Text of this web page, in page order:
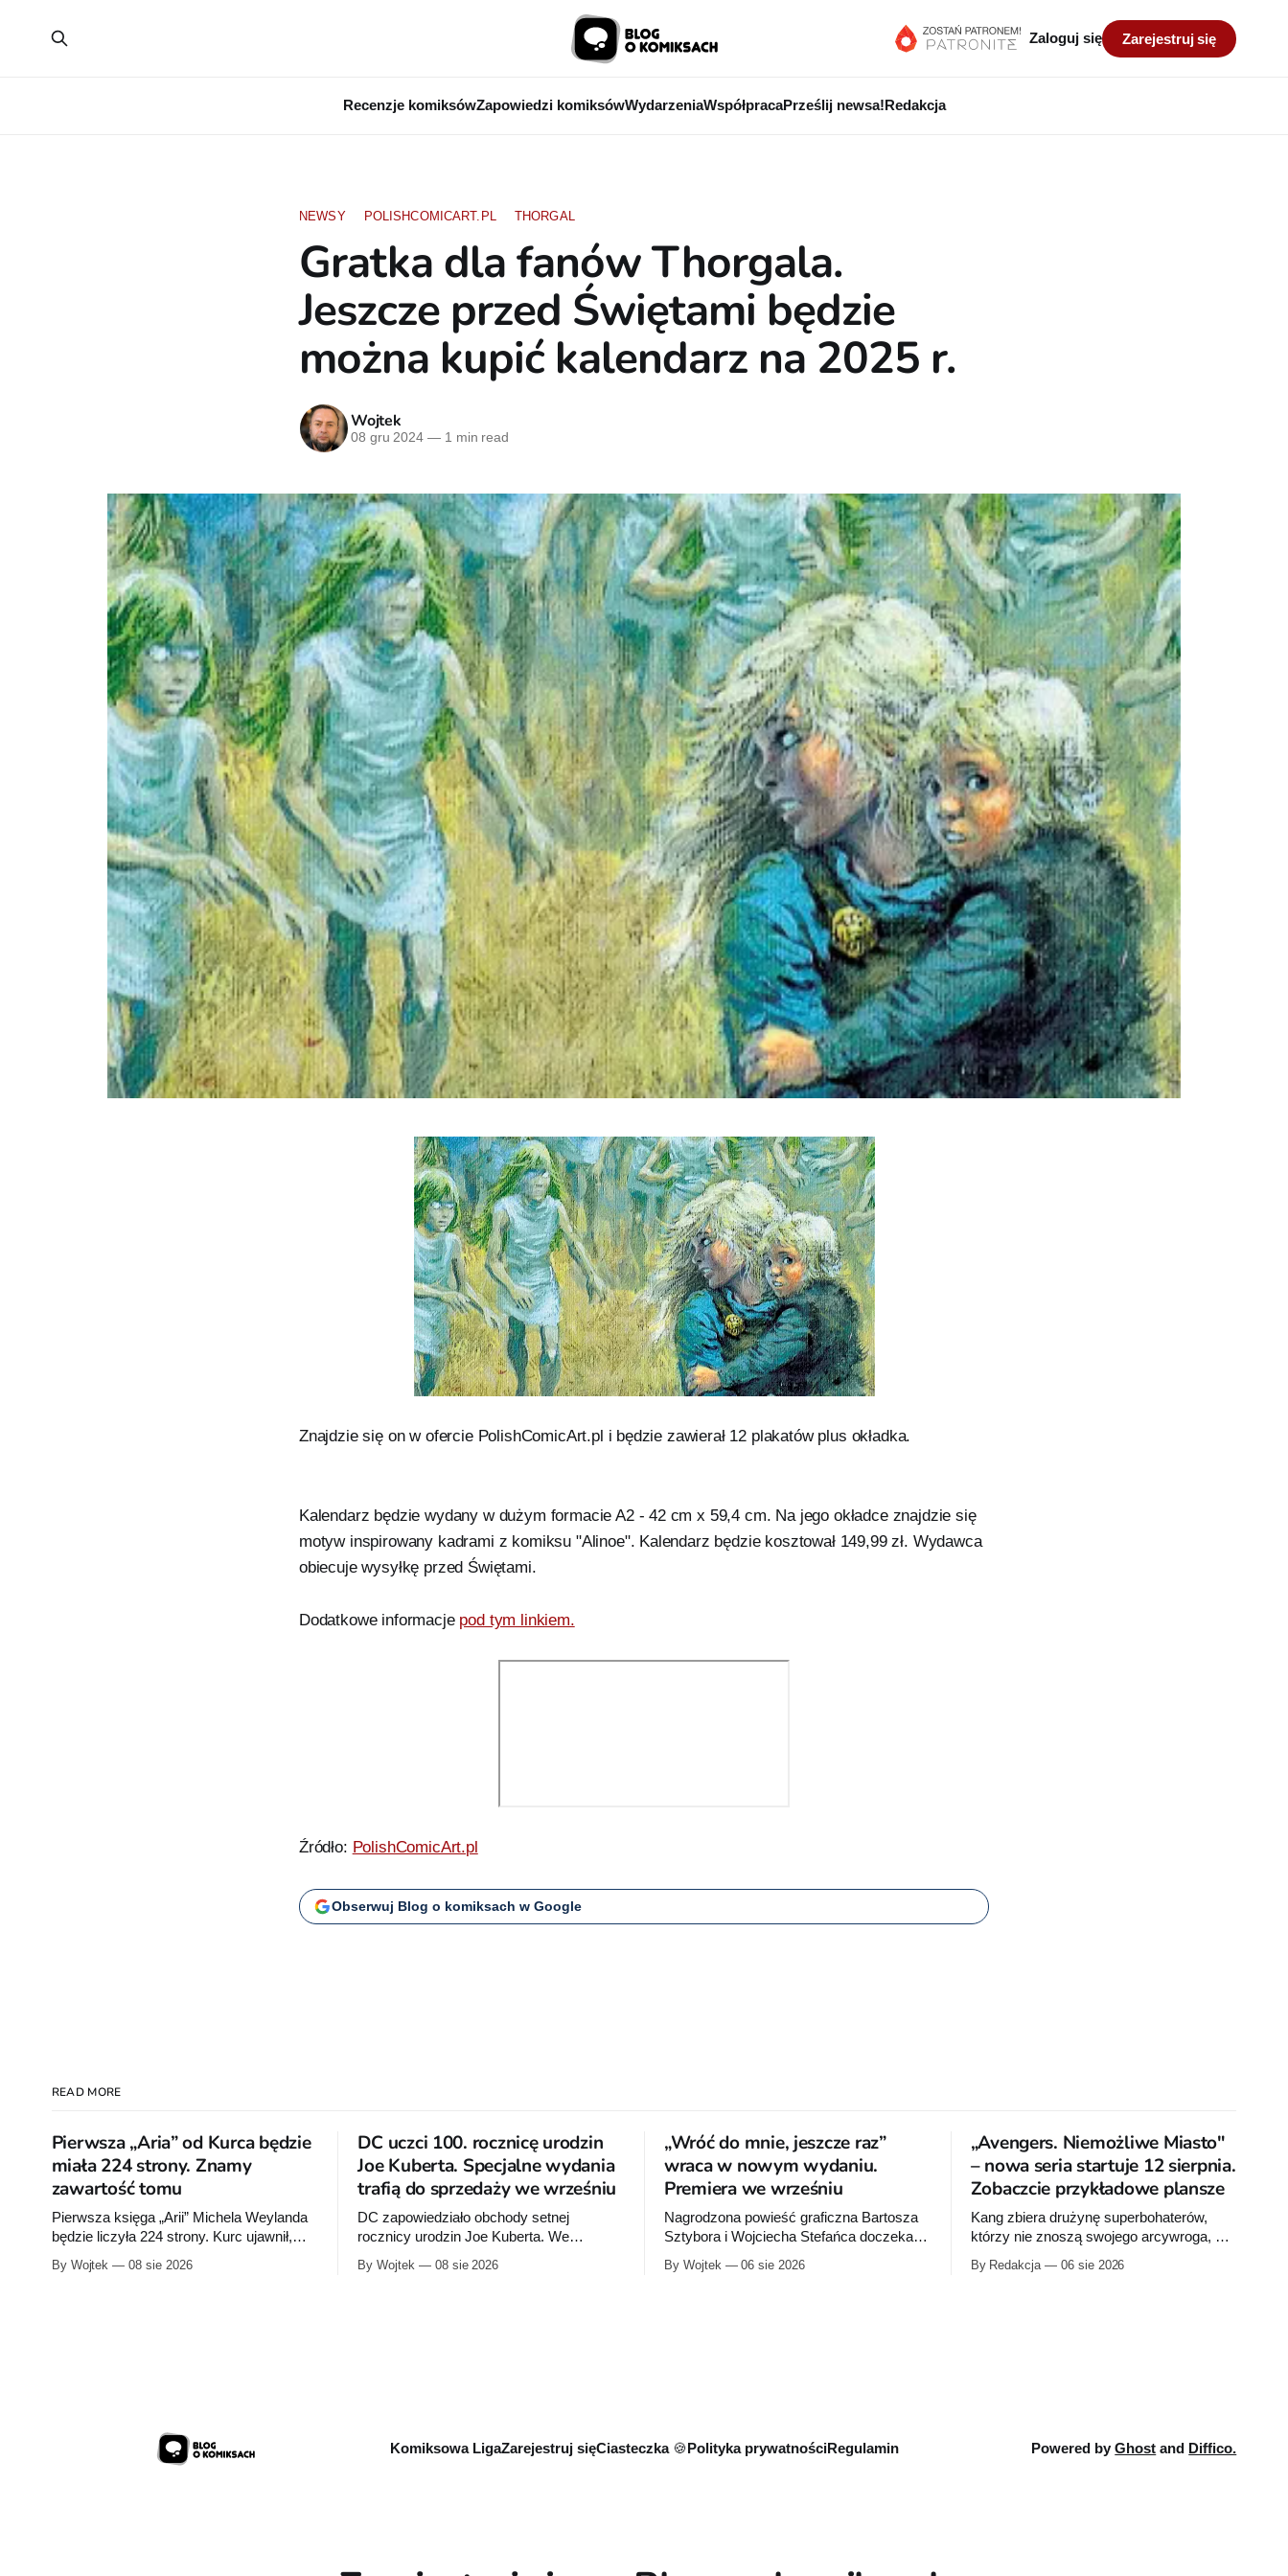
Recenzje komiksówZapowiedzi komiksówWydarzeniaWspółpracaPrześlij newsa!Redakcja
Zaloguj się Zarejestruj się
NEWSY POLISHCOMICART.PL THORGAL
Gratka dla fanów Thorgala.
Jeszcze przed Świętami będzie
można kupić kalendarz na 2025 r.
Wojtek
08 gru 2024 —1 min read
Znajdzie się on w ofercie PolishComicArt.pl i będzie zawierał 12 plakatów plus okładka.
Kalendarz będzie wydany w dużym formacie A2 - 42 cm x 59,4 cm. Na jego okładce znajdzie się
motyw inspirowany kadrami z komiksu "Alinoe". Kalendarz będzie kosztował 149,99 zł. Wydawca
obiecuje wysyłkę przed Świętami.
Dodatkowe informacje pod tym linkiem.
Źródło: PolishComicArt.pl
Obserwuj Blog o komiksach w Google
READ MORE
Pierwsza „Aria” od Kurca będzie
miała 224 strony. Znamy
zawartość tomu
Pierwsza księga „Arii” Michela Weylanda
będzie liczyła 224 strony. Kurc ujawnił,
zapowiedział około 30 stron dodatków.
By Wojtek 08 sie 2026
DC uczci 100. rocznicę urodzin
Joe Kuberta. Specjalne wydania
trafią do sprzedaży we wrześniu
DC zapowiedziało obchody setnej
rocznicy urodzin Joe Kuberta. We
publikacje poświęcone twórcy „Sgt.
By Wojtek 08 sie 2026
„Wróć do mnie, jeszcze raz”
wraca w nowym wydaniu.
Premiera we wrześniu
Nagrodzona powieść graficzna Bartosza
Sztybora i Wojciecha Stefańca doczeka
przygotowuje nową edycję albumu „Wróć
By Wojtek 06 sie 2026
„Avengers. Niemożliwe Miasto"
– nowa seria startuje 12 sierpnia.
Zobaczcie przykładowe plansze
Kang zbiera drużynę superbohaterów,
którzy nie znoszą swojego arcywroga, a
Przymierze z królem Arturem na czele.
By Redakcja 06 sie 2026
Komiksowa LigaZarejestruj sięCiasteczka 🍪Polityka prywatnościRegulamin Powered byGhost and Diffico.